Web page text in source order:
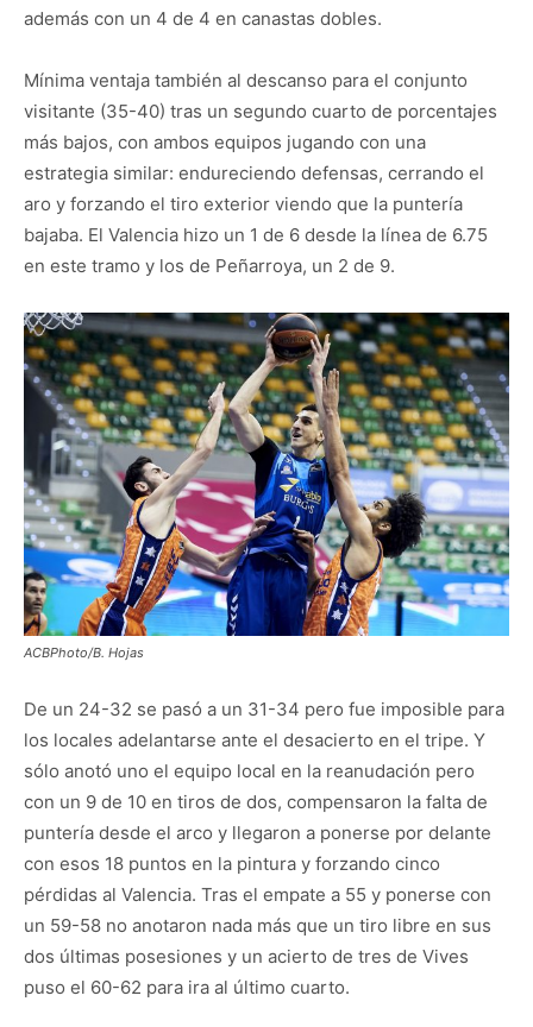
además con un 4 de 4 en canastas dobles.
Mínima ventaja también al descanso para el conjunto
visitante (35-40) tras un segundo cuarto de porcentajes
más bajos, con ambos equipos jugando con una
estrategia similar: endureciendo defensas, cerrando el
aro y forzando el tiro exterior viendo que la puntería
bajaba. El Valencia hizo un 1 de 6 desde la línea de 6.75
en este tramo y los de Peñarroya, un 2 de 9.
ACBPhoto/B. Hojas
De un 24-32 se pasó a un 31-34 pero fue imposible para
los locales adelantarse ante el desacierto en el tripe. Y
sólo anotó uno el equipo local en la reanudación pero
con un 9 de 10 en tiros de dos, compensaron la falta de
puntería desde el arco y llegaron a ponerse por delante
con esos 18 puntos en la pintura y forzando cinco
pérdidas al Valencia. Tras el empate a 55 y ponerse con
un 59-58 no anotaron nada más que un tiro libre en sus
dos últimas posesiones y un acierto de tres de Vives
puso el 60-62 para ira al último cuarto.